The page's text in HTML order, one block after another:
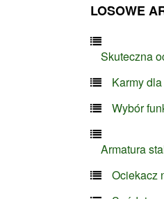
LOSOWE
Skuteczna
Karmy
Wybór
Armatura
Ociekacz